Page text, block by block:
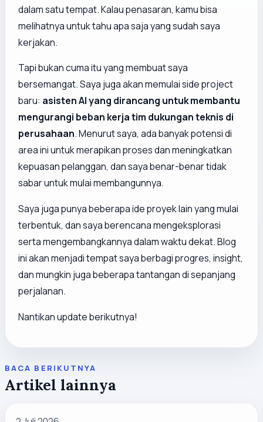
dalam satu tempat. Kalau penasaran, kamu bisa
melihatnya untuk tahu apa saja yang sudah saya
kerjakan.
Tapi bukan cuma itu yang membuat saya
bersemangat. Saya juga akan memulai side project
baru: asisten AI yang dirancang untuk membantu
mengurangi beban kerja tim dukungan teknis di
perusahaan. Menurut saya, ada banyak potensi di
area ini untuk merapikan proses dan meningkatkan
kepuasan pelanggan, dan saya benar-benar tidak
sabar untuk mulai membangunnya.
Saya juga punya beberapa ide proyek lain yang mulai
terbentuk, dan saya berencana mengeksplorasi
serta mengembangkannya dalam waktu dekat. Blog
ini akan menjadi tempat saya berbagi progres, insight,
dan mungkin juga beberapa tantangan di sepanjang
perjalanan.
Nantikan update berikutnya!
BACA BERIKUTNYA
Artikel lainnya